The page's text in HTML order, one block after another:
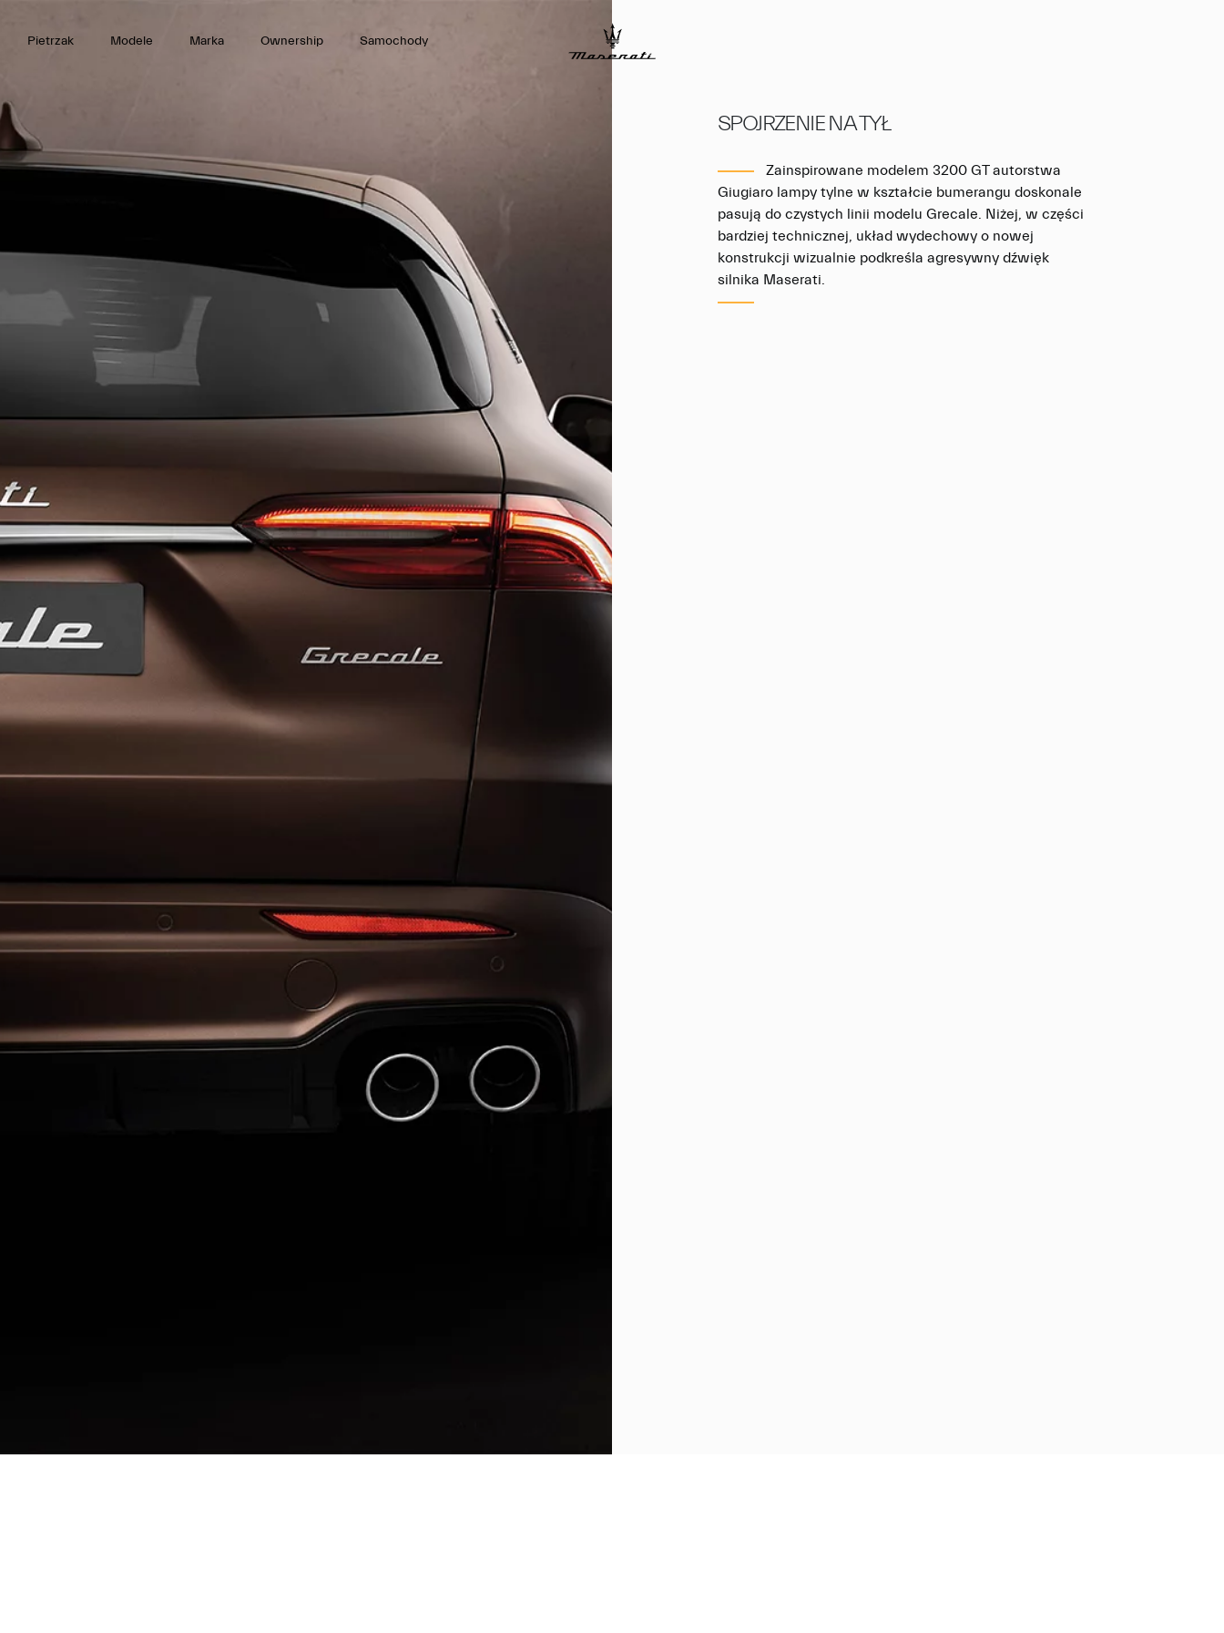
Pietrzak Modele Marka Ownership Samochody
SPOJRZENIE NA TYŁ
Zainspirowane modelem 3200 GT autorstwa
Giugiaro lampy tylne w kształcie bumerangu doskonale
pasują do czystych linii modelu Grecale. Niżej, w części
bardziej technicznej, układ wydechowy o nowej
konstrukcji wizualnie podkreśla agresywny dźwięk
silnika Maserati.